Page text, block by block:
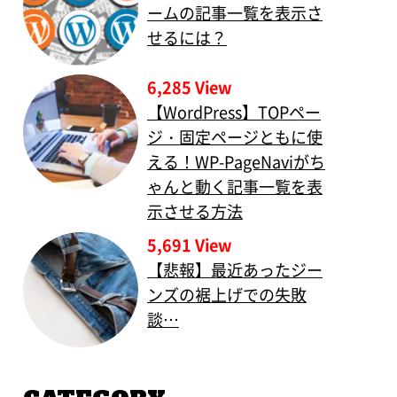
ームの記事一覧を表示さ
せるには？
6,285 View
【WordPress】TOPペー
ジ・固定ページともに使
える！WP-PageNaviがち
ゃんと動く記事一覧を表
示させる方法
5,691 View
【悲報】最近あったジー
ンズの裾上げでの失敗
談…